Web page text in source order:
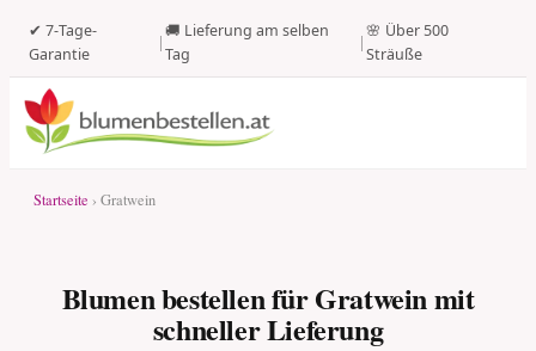
✔ 7-Tage-
Garantie
|
🚚 Lieferung am selben
Tag
|
🌸 Über 500
Sträuße
Startseite › Gratwein
Blumen bestellen für Gratwein mit
schneller Lieferung